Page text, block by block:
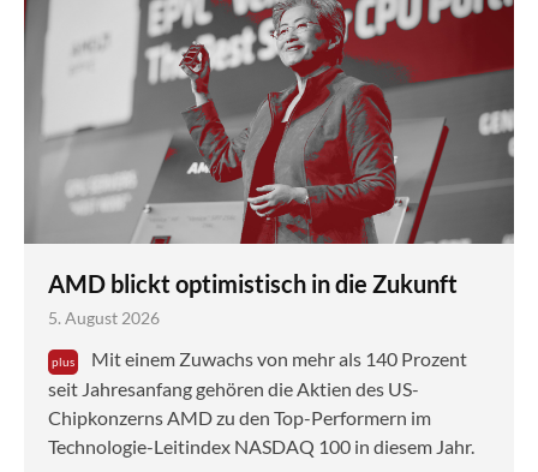
AMD blickt optimistisch in die Zukunft
5. August 2026
Mit einem Zuwachs von mehr als 140 Prozent
seit Jahresanfang gehören die Aktien des US-
Chipkonzerns AMD zu den Top-Performern im
Technologie-Leitindex NASDAQ 100 in diesem Jahr.